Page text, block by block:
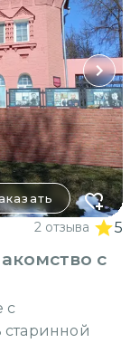
2 отзыва 5
с
с